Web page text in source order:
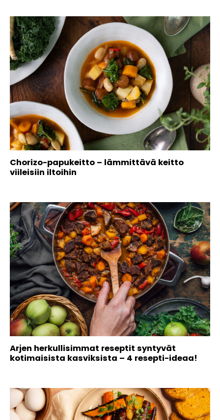
Chorizo-papukeitto – lämmittävä keitto
viileisiin iltoihin
Arjen herkullisimmat reseptit syntyvät
kotimaisista kasviksista – 4 resepti-ideaa!